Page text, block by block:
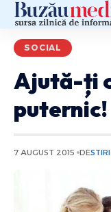
SOCIAL
Ajută-ți
puternic!
7 AUGUST 2015 DE